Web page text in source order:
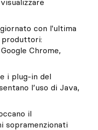
con l'ultima
Chrome,
i plug-in del
l’uso di Java,
il
sopramenzionati